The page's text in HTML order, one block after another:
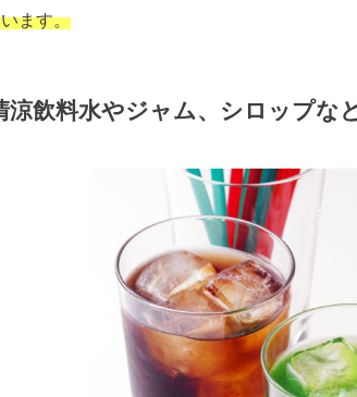
ます。
涼飲料水やジャム、シロップな